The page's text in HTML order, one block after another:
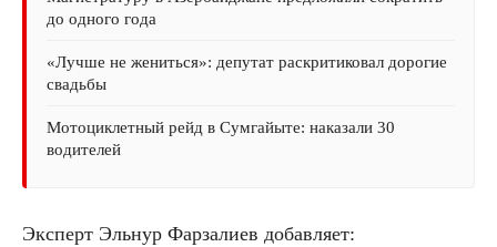
до одного года
«Лучше не жениться»: депутат раскритиковал дорогие
свадьбы
Мотоциклетный рейд в Сумгайыте: наказали 30
водителей
Эксперт Эльнур Фарзалиев добавляет: